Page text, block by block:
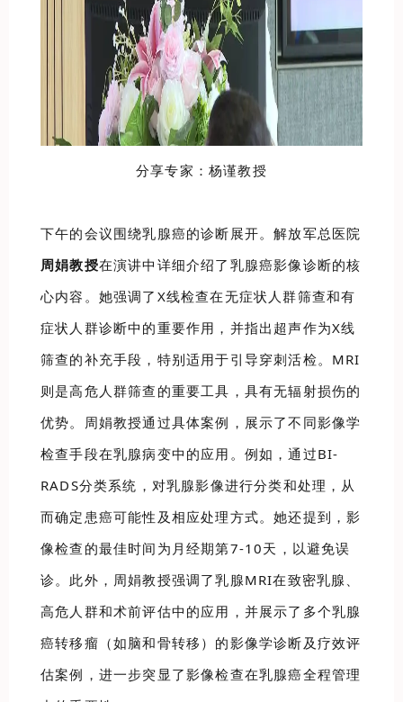
分享专家：杨谨教授
下午的会议围绕乳腺癌的诊断展开。解放军总医院
周娟教授在演讲中详细介绍了乳腺癌影像诊断的核
心内容。她强调了X线检查在无症状人群筛查和有
症状人群诊断中的重要作用，并指出超声作为X线
筛查的补充手段，特别适用于引导穿刺活检。MRI
则是高危人群筛查的重要工具，具有无辐射损伤的
优势。周娟教授通过具体案例，展示了不同影像学
检查手段在乳腺病变中的应用。例如，通过BI-
RADS分类系统，对乳腺影像进行分类和处理，从
而确定患癌可能性及相应处理方式。她还提到，影
像检查的最佳时间为月经期第7-10天，以避免误
诊。此外，周娟教授强调了乳腺MRI在致密乳腺、
高危人群和术前评估中的应用，并展示了多个乳腺
癌转移瘤（如脑和骨转移）的影像学诊断及疗效评
估案例，进一步突显了影像检查在乳腺癌全程管理